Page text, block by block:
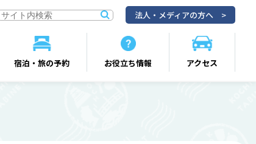
宿泊・旅の予約 お役立ち情報 アクセス
法人・メディアの方へ